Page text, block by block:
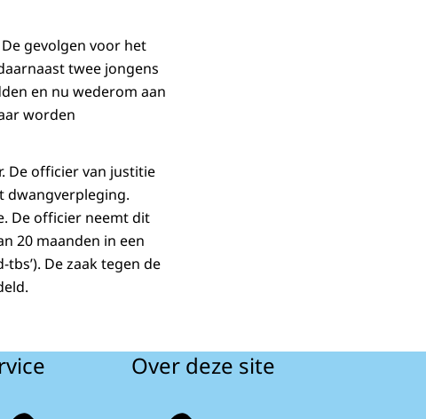
gevolgen voor het
twee jongens
en nu wederom aan
worden
De officier van justitie
dwangverpleging.
De officier neemt dit
20 maanden in een
De zaak tegen de
Over deze site